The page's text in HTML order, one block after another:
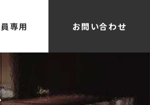
専用 お問い合わせ